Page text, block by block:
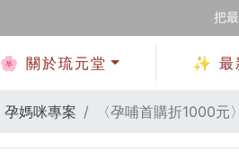
🌸 關於琉元堂 ✨ 最
把
孕媽咪專案 〈孕哺首購折1000